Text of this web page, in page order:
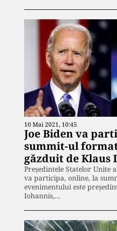
10 Mai 2021, 10:45
Joe Biden va
summit-ul
găzduit de Klaus
Președintele Statelor Unite
va participa, online, la
evenimentului este
Iohannis,…